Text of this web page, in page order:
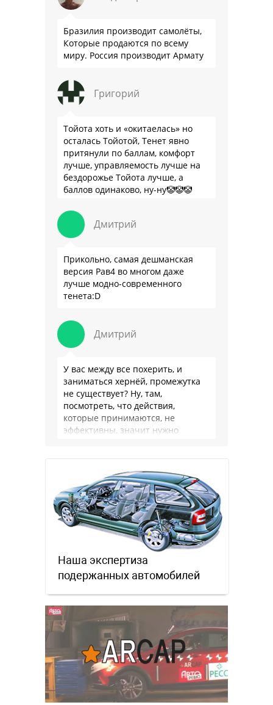
Бразилия производит самолёты,
Которые продаются по всему
миру. Россия производит Армату
Григорий
Тойота хоть и «окитаелась» но
осталась Тойотой, Тенет явно
притянули по баллам, комфорт
лучше, управляемость лучше на
бездорожье Тойота лучше, а
баллов одинаково, ну-ну🤡🤡🤡
Дмитрий
Прикольно, самая дешманская
версия Рав4 во многом даже
лучше модно-современного
тенета:D
Дмитрий
У вас между все похерить, и
заниматься хернёй, промежутка
не существует? Ну, там,
посмотреть, что действия,
которые принимаются, не
эффективны, значит нужно
Наша экспертиза
подержанных автомобилей